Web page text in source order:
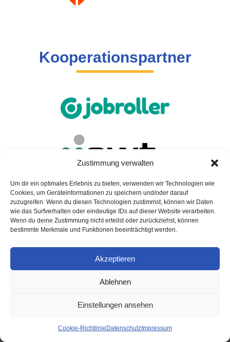
Zustimmung verwalten
Um dir ein optimales Erlebnis zu bieten, verwenden wir Technologien wie
Cookies, um Geräteinformationen zu speichern und/oder darauf
zuzugreifen. Wenn du diesen Technologien zustimmst, können wir Daten
wie das Surfverhalten oder eindeutige IDs auf dieser Website verarbeiten.
Wenn du deine Zustimmung nicht erteilst oder zurückziehst, können
bestimmte Merkmale und Funktionen beeinträchtigt werden.
Akzeptieren
Ablehnen
Einstellungen ansehen
Cookie-Richtlinie Datenschutz Impressum
Kooperationspartner
Modelle mit 25 km/h
NIU